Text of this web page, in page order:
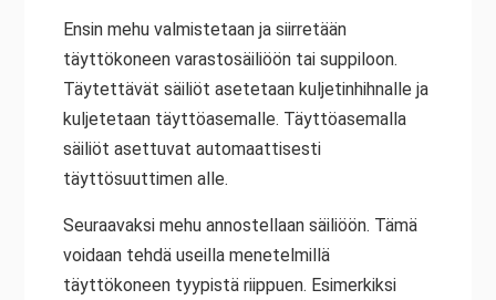
Ensin mehu valmistetaan ja siirretään
täyttökoneen varastosäiliöön tai suppiloon.
Täytettävät säiliöt asetetaan kuljetinhihnalle ja
kuljetetaan täyttöasemalle. Täyttöasemalla
säiliöt asettuvat automaattisesti
täyttösuuttimen alle.
Seuraavaksi mehu annostellaan säiliöön. Tämä
voidaan tehdä useilla menetelmillä
täyttökoneen tyypistä riippuen. Esimerkiksi